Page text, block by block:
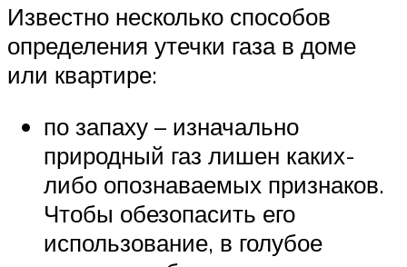
Известно несколько способов
определения утечки газа в доме
или квартире:
по запаху – изначально
природный газ лишен каких-
либо опознаваемых признаков.
Чтобы обезопасить его
использование, в голубое